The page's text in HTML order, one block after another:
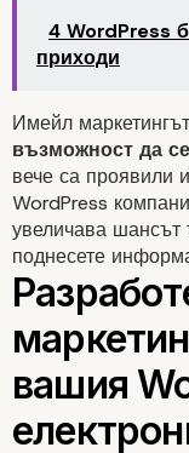
4 WordPress
приходи
Имейл
възможност да
вече са проявили
WordPress
увеличава шансът
поднесете